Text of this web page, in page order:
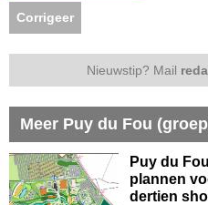
Corrigeer
Nieuwstip? Mail
Meer Puy du Fou
Puy du
plannen
dertien